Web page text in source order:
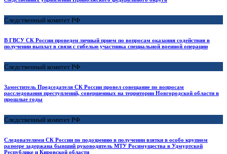
Следственный комитет РФ
В ГВСУ СК России проведен личный прием по вопросам оказания содействия в
получении выплат в связи с гибелью участника специальной военной операции
Следственный комитет РФ
Заместитель Председателя СК России провел совещание по вопросам
расследования преступлений, совершенных на территории Новгородской области в
прошлые годы
Следственный комитет РФ
Следователями СК России по подозрению в получении взятки в особо крупном
размере задержана бывший руководитель МТУ Росимущества в Удмуртской
Республике и Кировской области